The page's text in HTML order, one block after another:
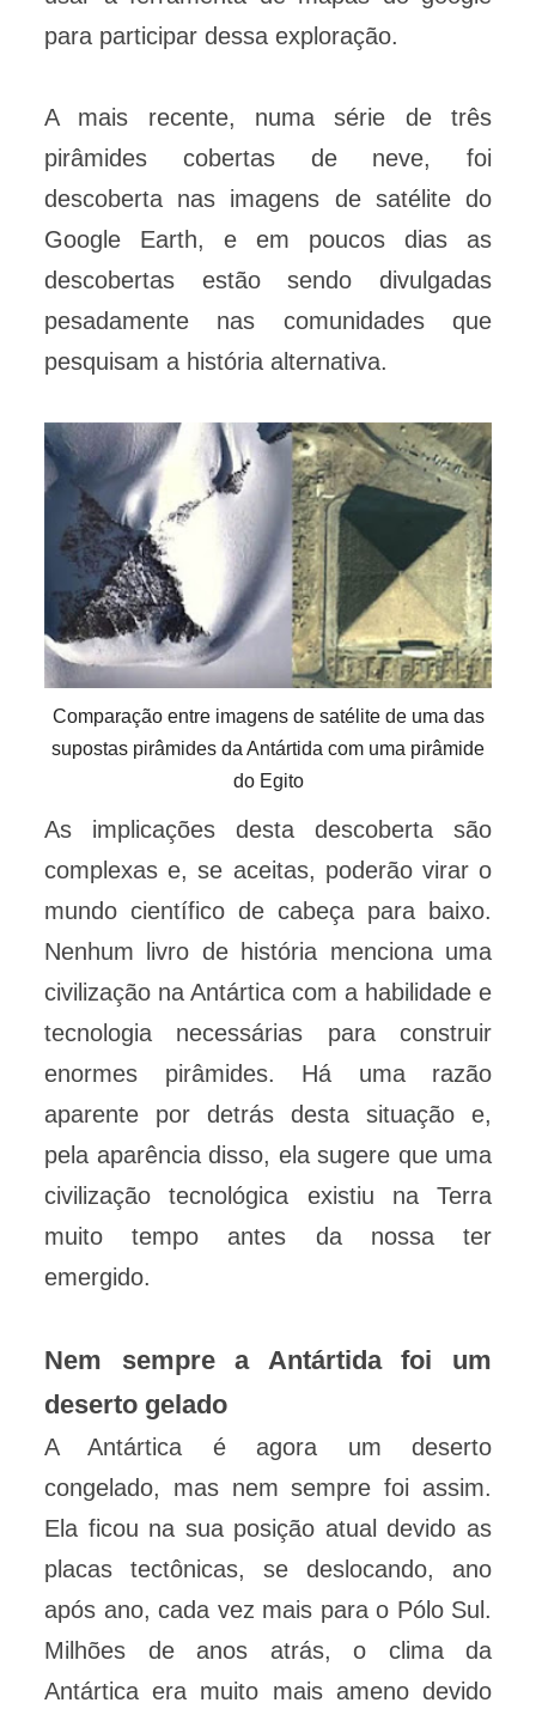
para participar dessa exploração.
A mais recente, numa série de três
pirâmides cobertas de neve, foi
descoberta nas imagens de satélite do
Google Earth, e em poucos dias as
descobertas estão sendo divulgadas
pesadamente nas comunidades que
pesquisam a história alternativa.
Comparação entre imagens de satélite de uma das
supostas pirâmides da Antártida com uma pirâmide
do Egito
As implicações desta descoberta são
complexas e, se aceitas, poderão virar o
mundo científico de cabeça para baixo.
Nenhum livro de história menciona uma
civilização na Antártica com a habilidade e
tecnologia necessárias para construir
enormes pirâmides. Há uma razão
aparente por detrás desta situação e,
pela aparência disso, ela sugere que uma
civilização tecnológica existiu na Terra
muito tempo antes da nossa ter
emergido.
Nem sempre a Antártida foi um
deserto gelado
A Antártica é agora um deserto
congelado, mas nem sempre foi assim.
Ela ficou na sua posição atual devido as
placas tectônicas, se deslocando, ano
após ano, cada vez mais para o Pólo Sul.
Milhões de anos atrás, o clima da
Antártica era muito mais ameno devido